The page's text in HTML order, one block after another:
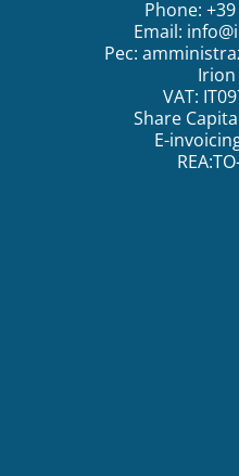
Phone:
Email:
Pec:
Irion
VAT:
Share
E-